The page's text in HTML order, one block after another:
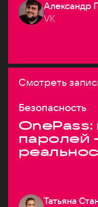
Александр
VK
Смотреть
Безопасность
паролей
Татьяна